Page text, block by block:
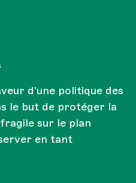
d’une politique des
le but de protéger la
sur le plan
en tant